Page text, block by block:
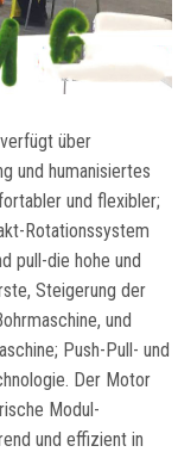
über
und humanisiertes
und flexibler;
Rotationssystem
pull-die hohe und
Steigerung der
und
Push-Pull- und
Der Motor
Modul-
und effizient in